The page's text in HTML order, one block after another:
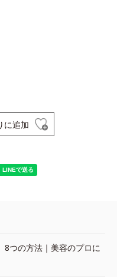
に追加
8つの方法｜美容のプロに